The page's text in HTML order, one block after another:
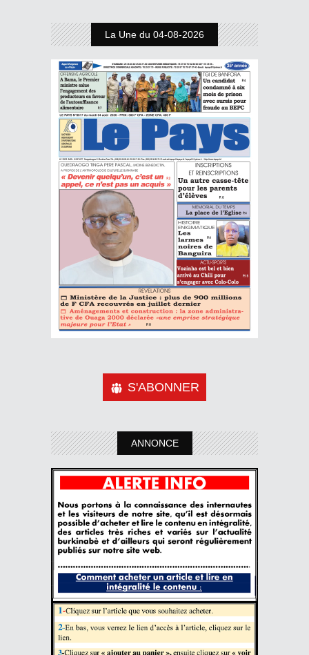
La Une du 04-08-2026
S'ABONNER
ANNONCE